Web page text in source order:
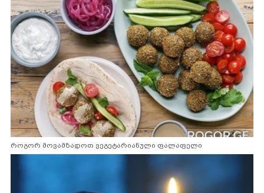
როგორ მოვამზადოთ ვეგეტარიანული ფალაფელი